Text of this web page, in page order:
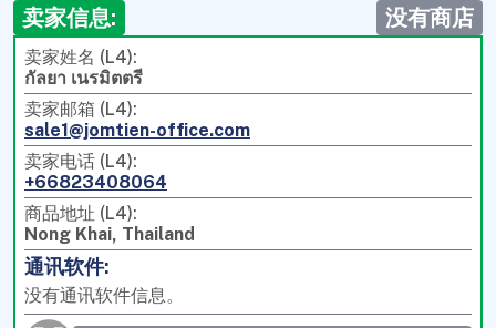
卖家信息: 没有商店
卖家姓名 (L4):
กัลยา เนรมิตตรี
卖家邮箱 (L4):
sale1@jomtien-office.com
卖家电话 (L4):
+66823408064
商品地址 (L4):
Nong Khai, Thailand
通讯软件:
没有通讯软件信息。